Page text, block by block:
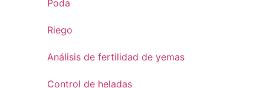
Poda
Riego
Análisis de fertilidad de yemas
Control de heladas